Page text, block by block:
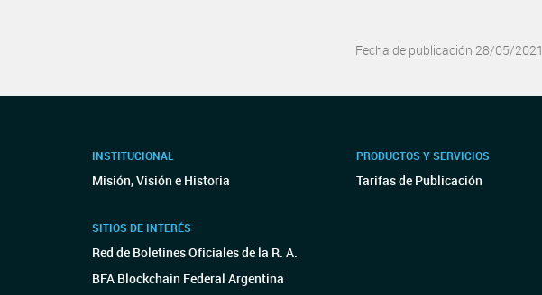
Fecha de publicación 28/05/2021
INSTITUCIONAL
Misión, Visión e Historia
SITIOS DE INTERÉS
Red de Boletines Oficiales de la R. A.
BFA Blockchain Federal Argentina
PRODUCTOS Y SERVICIOS
Tarifas de Publicación